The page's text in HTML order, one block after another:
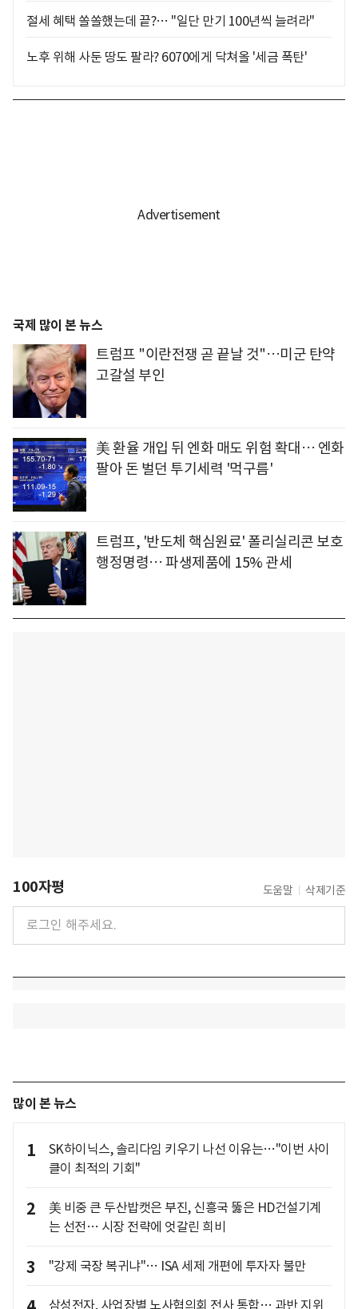
절세 혜택 쏠쏠했는데 끝?… "일단 만기 100년씩 늘려라"
노후 위해 사둔 땅도 팔라? 6070에게 닥쳐올 '세금 폭탄'
국제 많이 본 뉴스
트럼프 "이란전쟁 곧 끝날 것"…미군 탄약
고갈설 부인
美 환율 개입 뒤 엔화 매도 위험 확대… 엔화
팔아 돈 벌던 투기세력 '먹구름'
트럼프, '반도체 핵심원료' 폴리실리콘 보호
행정명령… 파생제품에 15% 관세
100자평 도움말 삭제기준
많이 본 뉴스
1
SK하이닉스, 솔리다임 키우기 나선 이유는…"이번 사이
클이 최적의 기회"
2
美 비중 큰 두산밥캣은 부진, 신흥국 뚫은 HD건설기계
는 선전… 시장 전략에 엇갈린 희비
3 "강제 국장 복귀냐"… ISA 세제 개편에 투자자 불만
삼성전자, 사업장별 노사협의회 전사 통합… 과반 지위